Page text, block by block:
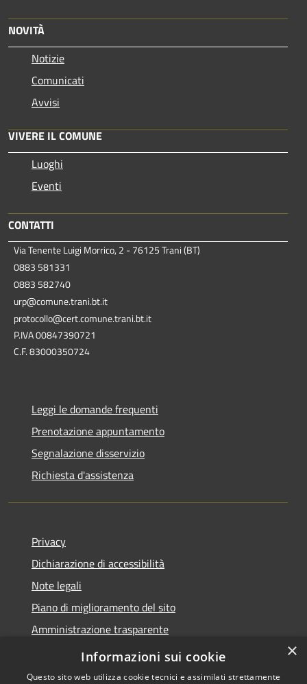
NOVITÀ
Notizie
Comunicati
Avvisi
VIVERE IL COMUNE
Luoghi
Eventi
CONTATTI
Via Tenente Luigi Morrico, 2 - 76125 Trani (BT)
0883 581331
0883 582740
urp@comune.trani.bt.it
protocollo@cert.comune.trani.bt.it
P.IVA 00847390721
C.F. 83000350724
Leggi le domande frequenti
Prenotazione appuntamento
Segnalazione disservizio
Richiesta d'assistenza
Privacy
Dichiarazione di accessibilità
Note legali
Piano di miglioramento del sito
Amministrazione trasparente
Albo Pretorio
×
Informazioni sui cookie
Questo sito web utilizza cookie tecnici e assimilati strettamente